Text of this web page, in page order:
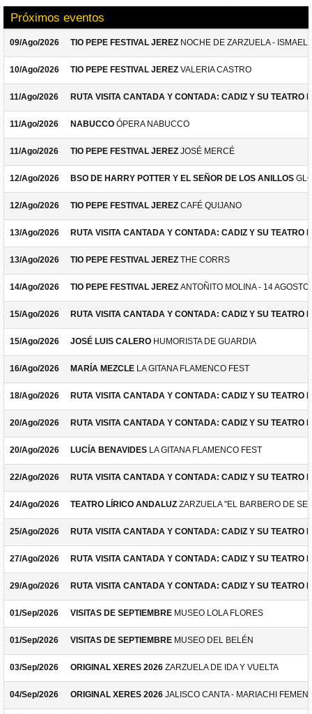
Próximos eventos
09/Ago/2026 TIO PEPE FESTIVAL JEREZ NOCHE DE ZARZUELA -
10/Ago/2026 TIO PEPE FESTIVAL JEREZ VALERIA CASTRO
11/Ago/2026 RUTA VISITA CANTADA Y CONTADA: CADIZ Y SU TEATRO
11/Ago/2026 NABUCCO ÓPERA NABUCCO
11/Ago/2026 TIO PEPE FESTIVAL JEREZ JOSÉ MERCÉ
12/Ago/2026 BSO DE HARRY POTTER Y EL SEÑOR DE LOS ANILLOS
12/Ago/2026 TIO PEPE FESTIVAL JEREZ CAFÉ QUIJANO
13/Ago/2026 RUTA VISITA CANTADA Y CONTADA: CADIZ Y SU TEATRO
13/Ago/2026 TIO PEPE FESTIVAL JEREZ THE CORRS
14/Ago/2026 TIO PEPE FESTIVAL JEREZ ANTOÑITO MOLINA - 14 AGOSTO
15/Ago/2026 RUTA VISITA CANTADA Y CONTADA: CADIZ Y SU TEATRO
15/Ago/2026 JOSÉ LUIS CALERO HUMORISTA DE GUARDIA
16/Ago/2026 MARÍA MEZCLE LA GITANA FLAMENCO FEST
18/Ago/2026 RUTA VISITA CANTADA Y CONTADA: CADIZ Y SU TEATRO
20/Ago/2026 RUTA VISITA CANTADA Y CONTADA: CADIZ Y SU TEATRO
20/Ago/2026 LUCÍA BENAVIDES LA GITANA FLAMENCO FEST
22/Ago/2026 RUTA VISITA CANTADA Y CONTADA: CADIZ Y SU TEATRO
24/Ago/2026 TEATRO LÍRICO ANDALUZ ZARZUELA "EL BARBERO DE
25/Ago/2026 RUTA VISITA CANTADA Y CONTADA: CADIZ Y SU TEATRO
27/Ago/2026 RUTA VISITA CANTADA Y CONTADA: CADIZ Y SU TEATRO
29/Ago/2026 RUTA VISITA CANTADA Y CONTADA: CADIZ Y SU TEATRO
01/Sep/2026 VISITAS DE SEPTIEMBRE MUSEO LOLA FLORES
01/Sep/2026 VISITAS DE SEPTIEMBRE MUSEO DEL BELÉN
03/Sep/2026 ORIGINAL XERES 2026 ZARZUELA DE IDA Y VUELTA
04/Sep/2026 ORIGINAL XERES 2026 JALISCO CANTA - MARIACHI